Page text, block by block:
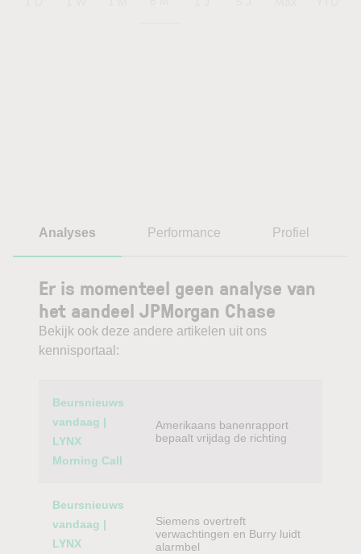
Analyses Performance Profiel
Er is momenteel geen analyse van
het aandeel JPMorgan Chase
Bekijk ook deze andere artikelen uit ons
kennisportaal:
Category
Beursnieuws
vandaag |
LYNX
Morning Call
Amerikaans banenrapport
bepaalt vrijdag de richting
Beursnieuws
vandaag |
LYNX
Siemens overtreft
verwachtingen en Burry luidt
alarmbel